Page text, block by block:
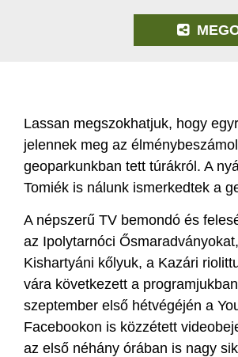
Lassan megszokhatjuk, hogy
jelennek meg az
geoparkunkban tett túrákról. A
Tomiék is nálunk ismerkedtek a
A népszerű TV bemondó és
az Ipolytarnóci
Kishartyáni kőlyuk, a Kazári
vára következett a
szeptember első hétvégéjén a
Facebookon is közzétett
az első néhány órában is nagy